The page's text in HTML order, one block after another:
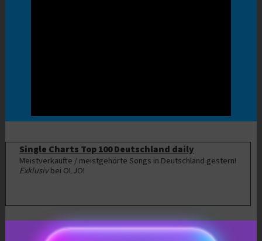
Single Charts Top 100 Deutschland daily
Meistverkaufte / meistgehörte Songs in Deutschland gestern!
Exklusivbei OLJO!